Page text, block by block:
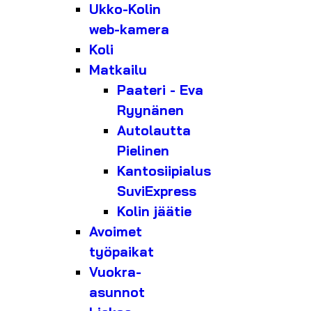
Ukko-Kolin
web-kamera
Koli
Matkailu
Paateri - Eva
Ryynänen
Autolautta
Pielinen
Kantosiipialus
SuviExpress
Kolin jäätie
Avoimet
työpaikat
Vuokra-
asunnot